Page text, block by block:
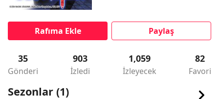
Rafıma Ekle Paylaş
35
Gönderi
903
İzledi
1,059
İzleyecek
82
Favori
Sezonlar (1)